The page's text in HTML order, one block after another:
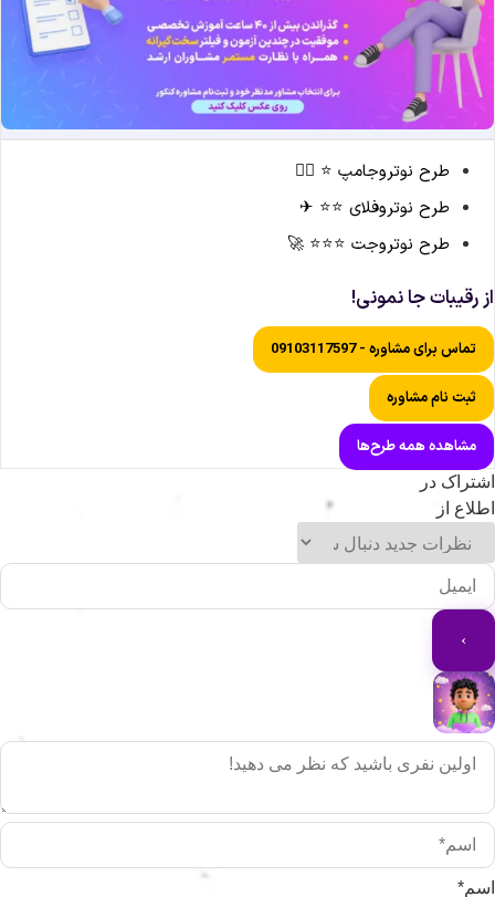
طرح نوتروجامپ ⭐ 🏃‍♀️
طرح نوتروفلای ⭐⭐ ✈
طرح نوتروجت ⭐⭐⭐ 🚀
رقیبات جا نمونی!
تماس برای مشاوره - 09103117597
ثبت نام مشاوره
مشاهده همه طرح‌ها
در
از